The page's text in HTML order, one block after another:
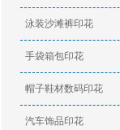
泳装沙滩裤印花
手袋箱包印花
帽子鞋材数码印花
汽车饰品印花